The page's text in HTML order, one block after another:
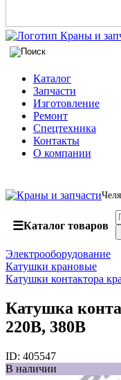
Каталог
Запчасти
Изготовление
Ремонт
Спецтехника
Контакты
О компании
☰Каталог товаров
Электрооборудование
Катушки крановые
Катушки контактора
Катушка
220В, 380В
ID: 405547
В наличии